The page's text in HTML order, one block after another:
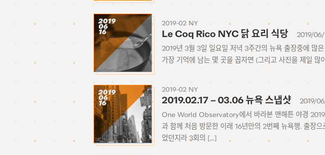
2019
06
16
2019-02 NY
Le Coq Rico NYC 닭 요리 식당
2019/
2019년 3월 3일 일요일 저녁 3주간의 뉴욕 출장중에 많
가장 기억에 남는 몇 곳을 꼽자면 (그리고 사진을 제일
2019
06
16
2019-02 NY
2019.02.17 – 03.06 뉴욕 스냅샷
2019/
One World Observatory에서 바라본 맨해튼 야경
과 함께 처음 방문한 이래 16년만의 2번째 뉴욕행. 출장
었던지라 3회의 […]